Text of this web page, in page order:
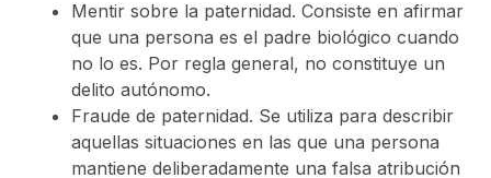
Mentir sobre la paternidad. Consiste en afirmar
que una persona es el padre biológico cuando
no lo es. Por regla general, no constituye un
delito autónomo.
Fraude de paternidad. Se utiliza para describir
aquellas situaciones en las que una persona
mantiene deliberadamente una falsa atribución